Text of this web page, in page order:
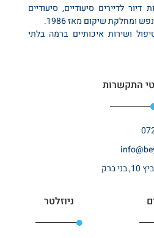
לדיירים סיעודיים, סיעודיים
ומחלקת שיקום מאז 1986.
ושירות איכותיים ברמה בלתי
התקשרות
ברק
ניוזלטר